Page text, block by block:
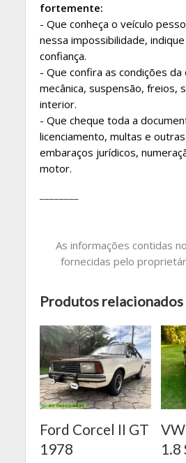
fortemente:
- Que conheça o veículo
nessa impossibilidade,
confiança.
- Que confira as condições da
mecânica, suspensão, freios,
interior.
- Que cheque toda a
licenciamento, multas e
embaraços jurídicos,
motor.
As informações contidas
fornecidas pelo
Produtos relacionados
Ford Corcel II GT
1978
VW
1.8